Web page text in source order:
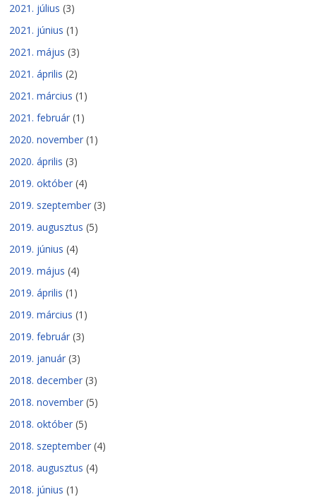
2021. július (3)
2021. június (1)
2021. május (3)
2021. április (2)
2021. március (1)
2021. február (1)
2020. november (1)
2020. április (3)
2019. október (4)
2019. szeptember (3)
2019. augusztus (5)
2019. június (4)
2019. május (4)
2019. április (1)
2019. március (1)
2019. február (3)
2019. január (3)
2018. december (3)
2018. november (5)
2018. október (5)
2018. szeptember (4)
2018. augusztus (4)
2018. június (1)